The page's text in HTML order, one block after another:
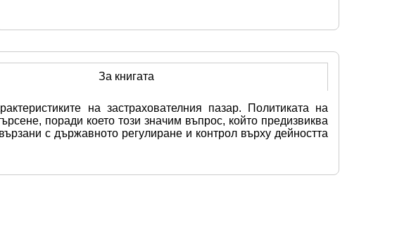
За книгата
на застрахователния пазар. Политиката на
поради което този значим въпрос, който предизвиква
с държавното регулиране и контрол върху дейността